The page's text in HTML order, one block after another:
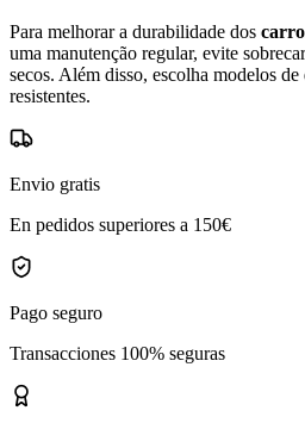
Para melhorar a durabilidade dos
uma manutenção regular, evite
secos. Além disso, escolha modelos
resistentes.
Envio gratis
En pedidos superiores a 150€
Pago seguro
Transacciones 100% seguras